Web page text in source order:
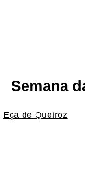
Semana
Eça de Queiroz